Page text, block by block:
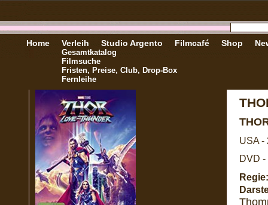
Home Verleih
Gesamtkatalog
Filmsuche
Fristen, Preise, Club, Drop-Box
Fernleihe
Studio Argento Filmcafé Shop
USA -
DVD -
Regie: